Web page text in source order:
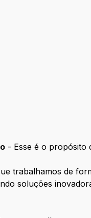
- Esse é o propósito
trabalhamos de
soluções